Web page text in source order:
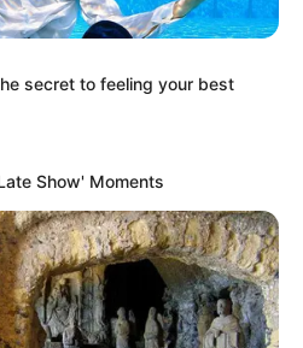
veracidad de mensajes
Whatsapp en San Pedro de
secret to feeling your best
Show' Moments